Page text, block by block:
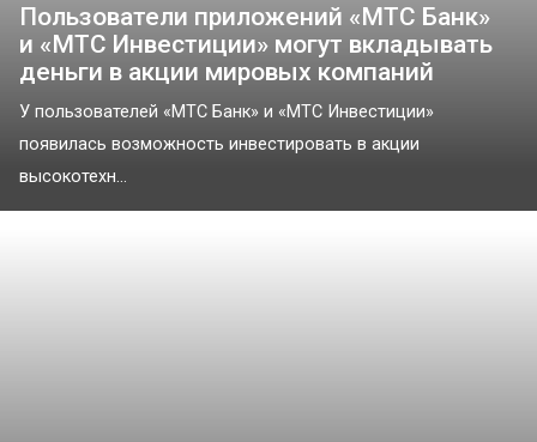
Пользователи приложений «МТС Банк»
и «МТС Инвестиции» могут вкладывать
деньги в акции мировых компаний
У пользователей «МТС Банк» и «МТС Инвестиции»
появилась возможность инвестировать в акции
высокотехн...